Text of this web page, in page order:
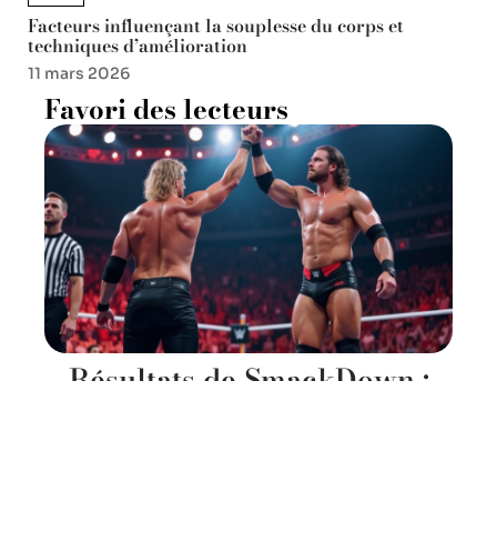
Facteurs influençant la souplesse du corps et
techniques d’amélioration
11 mars 2026
Favori des lecteurs
Résultats de SmackDown :